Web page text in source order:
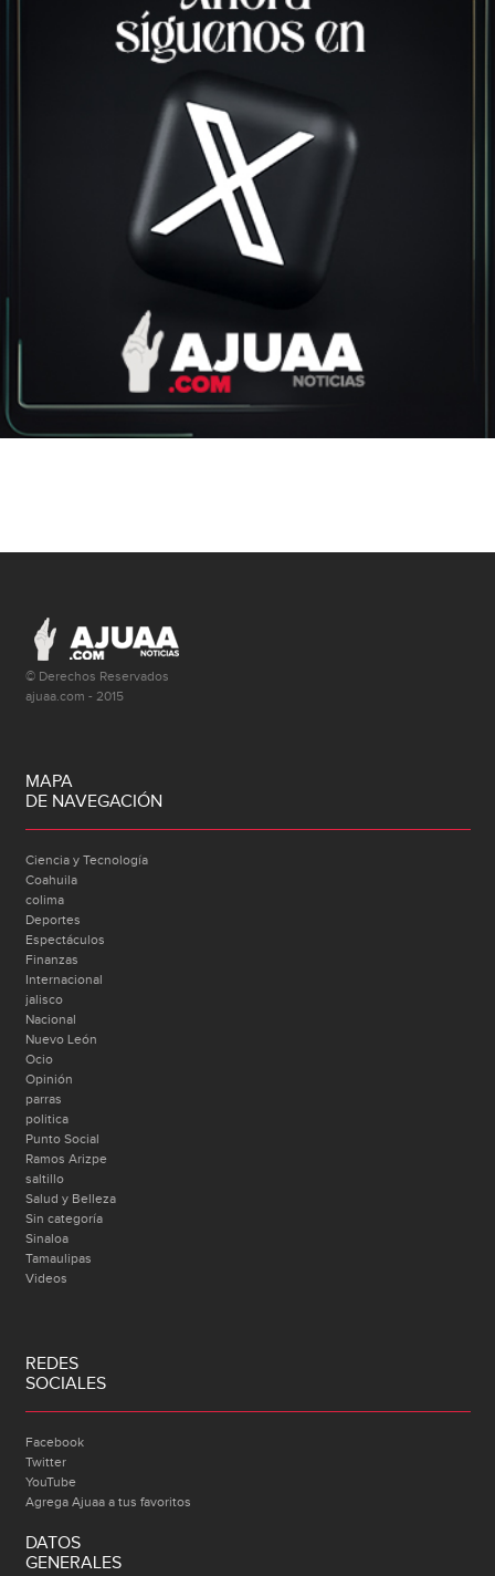
© Derechos Reservados
ajuaa.com - 2015
MAPA
DE NAVEGACIÓN
Ciencia y Tecnología
Coahuila
colima
Deportes
Espectáculos
Finanzas
Internacional
jalisco
Nacional
Nuevo León
Ocio
Opinión
parras
politica
Punto Social
Ramos Arizpe
saltillo
Salud y Belleza
Sin categoría
Sinaloa
Tamaulipas
Videos
REDES
SOCIALES
Facebook
Twitter
YouTube
Agrega Ajuaa a tus favoritos
DATOS
GENERALES